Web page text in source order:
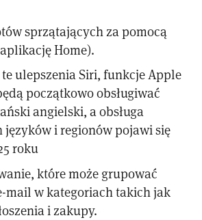
sprzątających za pomocą
Home).
ulepszenia Siri, funkcje Apple
początkowo obsługiwać
angielski, a obsługa
i regionów pojawi się
roku
które może grupować
mail w kategoriach takich jak
i zakupy.